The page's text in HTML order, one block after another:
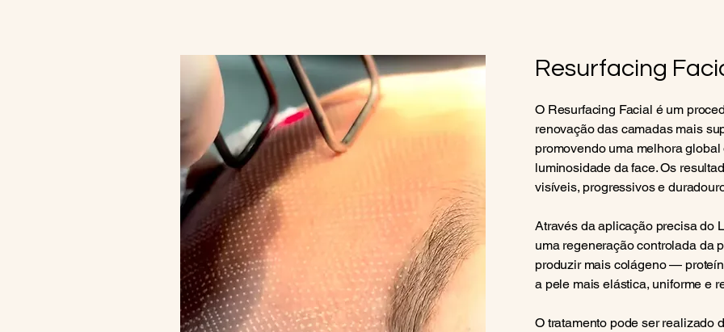
Resurfacing
O Resurfacing Facial é um
renovação das camadas mais
promovendo uma melhora global
luminosidade da face. Os
visíveis, progressivos e
Através da aplicação precisa do
uma regeneração controlada da
produzir mais colágeno —
a pele mais elástica, uniforme e
O tratamento pode ser realizado